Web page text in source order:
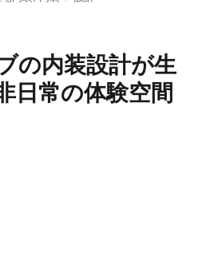
の内装設計が生
日常の体験空間